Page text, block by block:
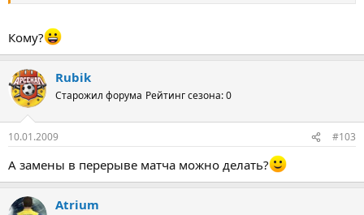
Кому?
Rubik
Старожил форума Рейтинг сезона: 0
10.01.2009 #103
А замены в перерыве матча можно делать?
Atrium